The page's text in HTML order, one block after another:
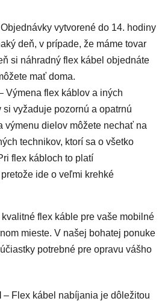
vytvorené do 14. hodiny
deň, v prípade, že máme tovar
si náhradný flex kábel objednáte
mať doma.
Výmena flex káblov a iných
vyžaduje pozornú a opatrnú
výmenu dielov môžete nechať na
technikov, ktorí sa o všetko
flex kábloch to platí
ide o veľmi krehké
flex káble pre vaše mobilné
mieste. V našej bohatej ponuke
potrebné pre opravu vášho
– Flex kábel nabíjania je dôležitou